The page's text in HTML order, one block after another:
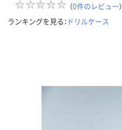
（0件のレビュー）
ランキングを見る： ドリルケース